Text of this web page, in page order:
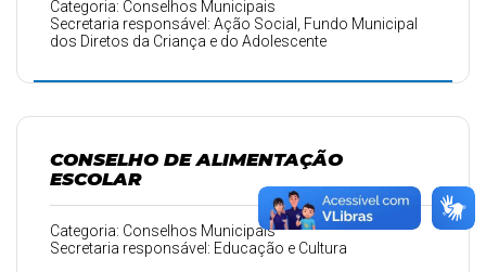
Categoria: Conselhos Municipais
Secretaria responsável: Ação Social, Fundo Municipal
dos Diretos da Criança e do Adolescente
CONSELHO DE ALIMENTAÇÃO
ESCOLAR
Categoria: Conselhos Municipais
Secretaria responsável: Educação e Cultura